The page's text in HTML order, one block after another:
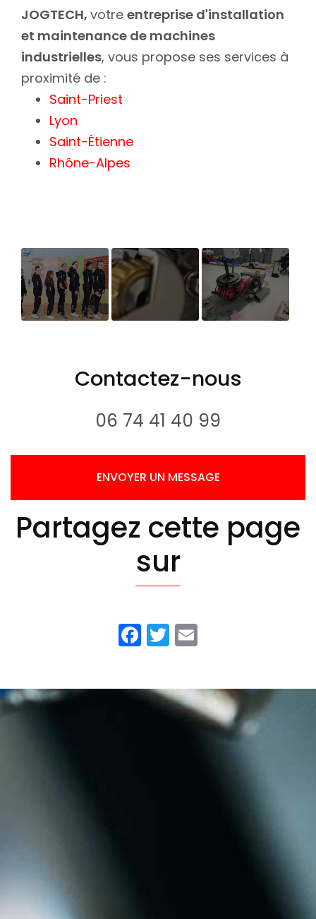
JOGTECH, votre entreprise d'installation
et maintenance de machines
industrielles, vous propose ses services à
proximité de :
Saint-Priest
Lyon
Saint-Étienne
Rhône-Alpes
Contactez-nous
06 74 41 40 99
ENVOYER UN MESSAGE
Partagez cette page
sur
Facebook
Twitter